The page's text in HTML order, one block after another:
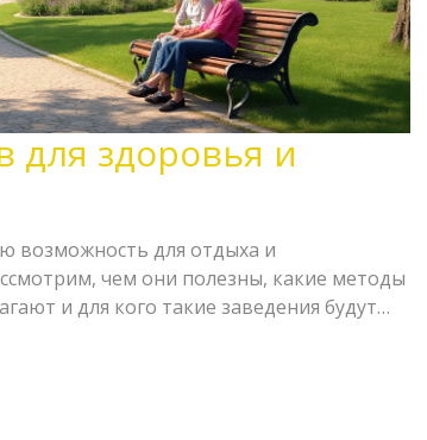
для здоровья и
возможность для отдыха и
чем они полезны, какие методы
и для кого такие заведения будут